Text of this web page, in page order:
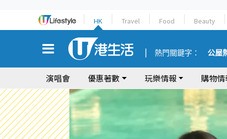
HK Travel Food Beauty
熱門關鍵字： 公屋
演唱會 優惠著數 玩樂情報 購物情